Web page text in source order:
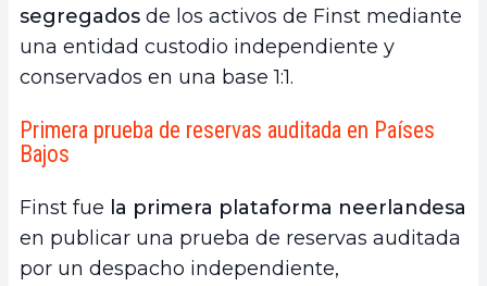
segregados de los activos de Finst mediante
una entidad custodio independiente y
conservados en una base 1:1.
Primera prueba de reservas auditada en Países
Bajos
Finst fue la primera plataforma neerlandesa
en publicar una prueba de reservas auditada
por un despacho independiente,